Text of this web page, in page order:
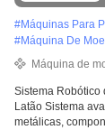
#Máquinas Para
#Máquina De
Máquina de
Sistema Robótico
Latão Sistema
metálicas,